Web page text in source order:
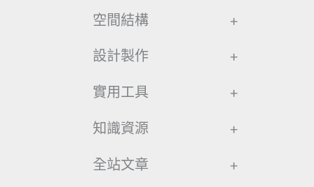
空間結構 +
設計製作 +
實用工具 +
知識資源 +
全站文章 +